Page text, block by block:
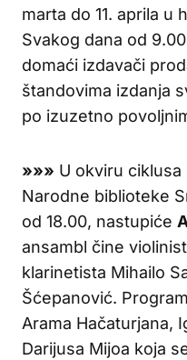
marta do 11. aprila u
Svakog dana od
domaći izdavači
štandovima izdanja
po izuzetno
»»» U okviru ciklusa
Narodne biblioteke
od 18.00, nastupiće
ansambl čine
klarinetista Mihailo
Šćepanović.
Arama Hačaturjana,
Darijusa Mijoa koja